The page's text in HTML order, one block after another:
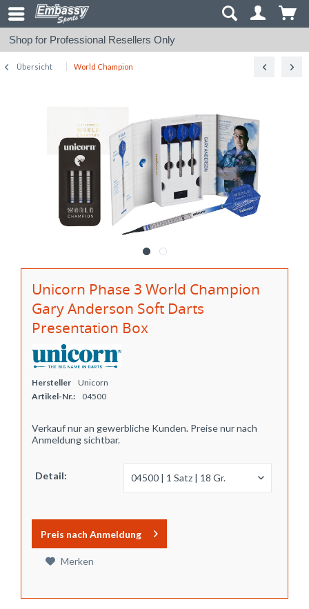
Shop for Professional Resellers Only
Übersicht World Champion
Unicorn Phase 3 World Champion
Gary Anderson Soft Darts
Presentation Box
Hersteller
Unicorn
Artikel-Nr.:
04500
Verkauf nur an gewerbliche Kunden. Preise nur nach
Anmeldung sichtbar.
Detail:
Preis nach Anmeldung
Merken